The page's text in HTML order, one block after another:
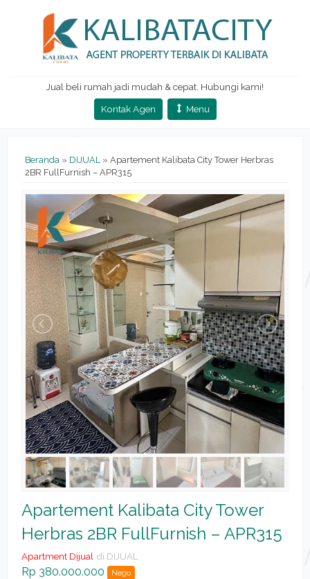
Jual beli rumah jadi mudah & cepat. Hubungi kami!
Kontak Agen
Menu
Beranda » DIJUAL» Apartement Kalibata City Tower Herbras
2BR FullFurnish – APR315
Apartement Kalibata City Tower
Herbras 2BR FullFurnish – APR315
Apartment Dijual di DIJUAL
Rp 380.000.000 Nego